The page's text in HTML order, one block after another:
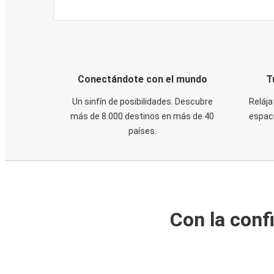
Conectándote con el mundo
Un sinfín de posibilidades. Descubre
más de 8.000 destinos en más de 40
países.
Con la